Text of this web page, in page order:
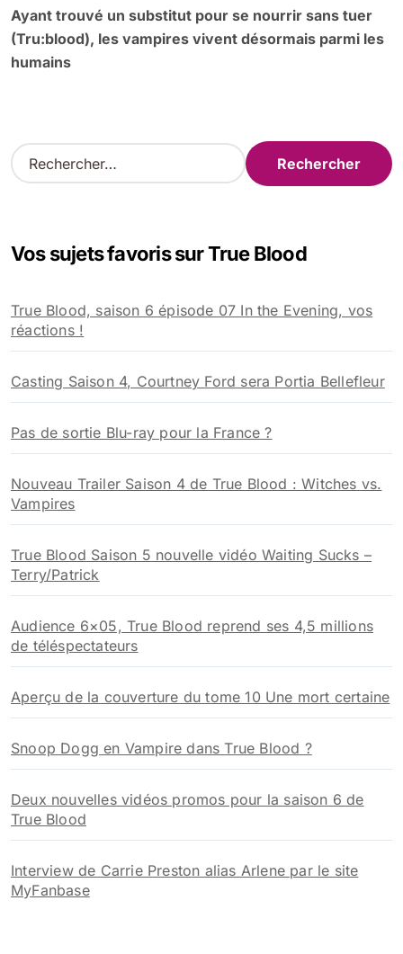
Ayant trouvé un substitut pour se nourrir sans tuer
(Tru:blood), les vampires vivent désormais parmi les
humains
R
e
r
e
r
Vos sujets favoris sur True Blood
True Blood, saison 6 épisode 07 In the Evening, vos
réactions !
Casting Saison 4, Courtney Ford sera Portia Bellefleur
Pas de sortie Blu-ray pour la France ?
Nouveau Trailer Saison 4 de True Blood : Witches vs.
Vampires
True Blood Saison 5 nouvelle vidéo Waiting Sucks –
Terry/Patrick
Audience 6×05, True Blood reprend ses 4,5 millions
de téléspectateurs
Aperçu de la couverture du tome 10 Une mort certaine
Snoop Dogg en Vampire dans True Blood ?
Deux nouvelles vidéos promos pour la saison 6 de
True Blood
Interview de Carrie Preston alias Arlene par le site
MyFanbase